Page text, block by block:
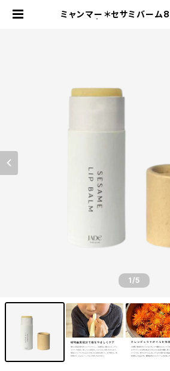
ミャンマー＊セサミバーム
1/5